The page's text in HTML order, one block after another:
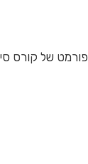
של קורס